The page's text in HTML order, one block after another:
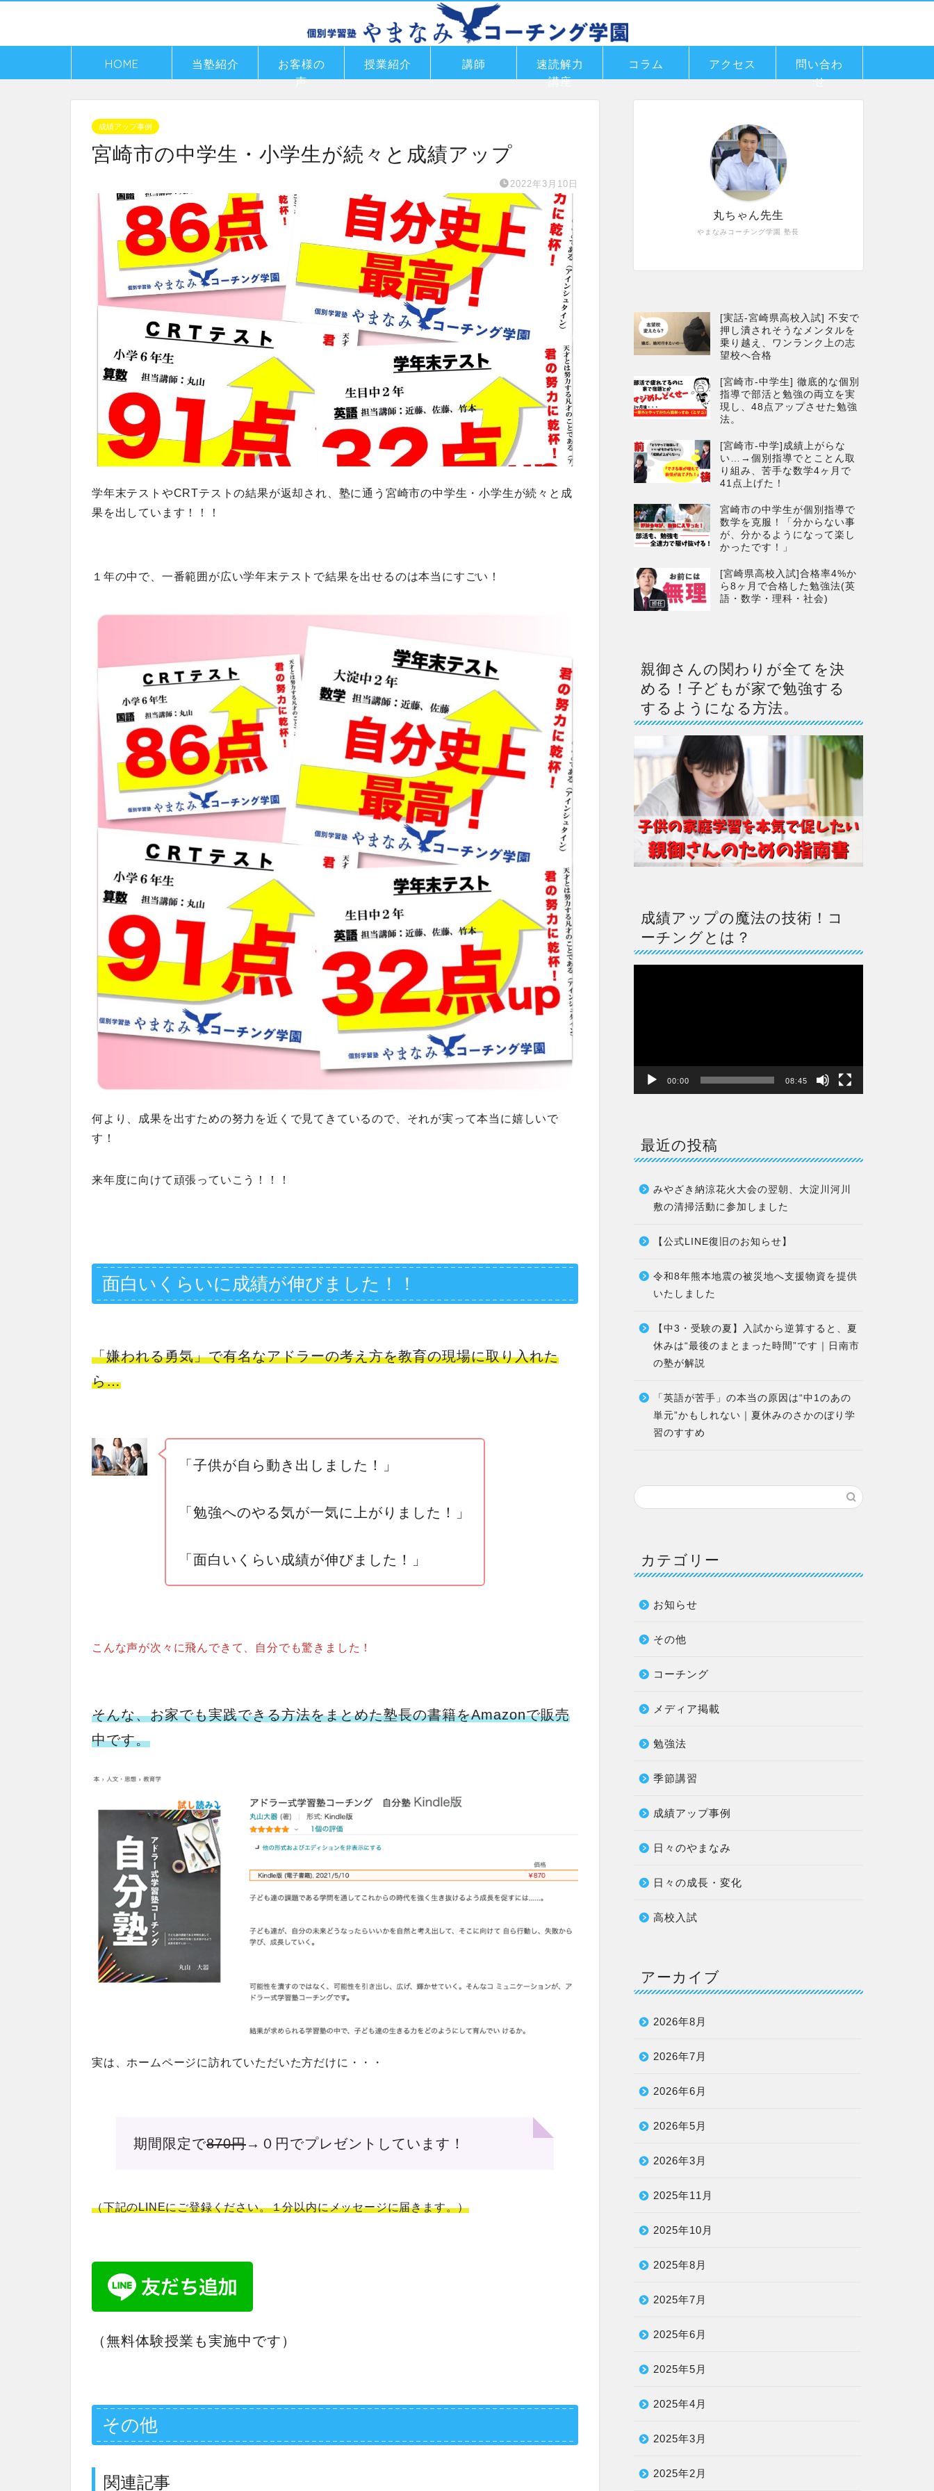
HOME 当塾紹介
お客様の
声
授業紹介 講師
速読解力
講座
コラム アクセス
問い合わ
せ
成績アップ事例
宮崎市の中学生・小学生が続々と成績アップ
2022年3月10日
学年末テストやCRTテストの結果が返却され、塾に通う宮崎市の中学生・小学生が続々と成
果を出しています！！！
１年の中で、一番範囲が広い学年末テストで結果を出せるのは本当にすごい！
何より、成果を出すための努力を近くで見てきているので、それが実って本当に嬉しいで
す！
来年度に向けて頑張っていこう！！！
面白いくらいに成績が伸びました！！
「嫌われる勇気」で有名なアドラーの考え方を教育の現場に取り入れた
ら…
「子供が自ら動き出しました！」
「勉強へのやる気が一気に上がりました！」
「面白いくらい成績が伸びました！」
こんな声が次々に飛んできて、自分でも驚きました！
そんな、お家でも実践できる方法をまとめた塾長の書籍をAmazonで販売
中です。
実は、ホームページに訪れていただいた方だけに・・・
期間限定で870円→０円でプレゼントしています！
（下記のLINEにご登録ください。１分以内にメッセージに届きます。）
（無料体験授業も実施中です）
その他
関連記事
やまなみコーチング学園 塾長
丸ちゃん先生
[実話-宮崎県高校入試] 不安で
押し潰されそうなメンタルを
乗り越え、ワンランク上の志
望校へ合格
[宮崎市-中学生] 徹底的な個別
指導で部活と勉強の両立を実
現し、48点アップさせた勉強
法。
[宮崎市-中学]成績上がらな
い…→個別指導でとことん取
り組み、苦手な数学4ヶ月で
41点上げた！
宮崎市の中学生が個別指導で
数学を克服！「分からない事
が、分かるようになって楽し
かったです！」
[宮崎県高校入試]合格率4%か
ら8ヶ月で合格した勉強法(英
語・数学・理科・社会)
親御さんの関わりが全てを決
める！子どもが家で勉強する
するようになる方法。
成績アップの魔法の技術！コ
ーチングとは？
00:00 08:45
最近の投稿
みやざき納涼花火大会の翌朝、大淀川河川
敷の清掃活動に参加しました
【公式LINE復旧のお知らせ】
令和8年熊本地震の被災地へ支援物資を提供
いたしました
【中3・受験の夏】入試から逆算すると、夏
休みは“最後のまとまった時間”です｜日南市
の塾が解説
「英語が苦手」の本当の原因は“中1のあの
単元”かもしれない｜夏休みのさかのぼり学
習のすすめ
カテゴリー
お知らせ
その他
コーチング
メディア掲載
勉強法
季節講習
成績アップ事例
日々のやまなみ
日々の成長・変化
高校入試
アーカイブ
2026年8月
2026年7月
2026年6月
2026年5月
2026年3月
2025年11月
2025年10月
2025年8月
2025年7月
2025年6月
2025年5月
2025年4月
2025年3月
2025年2月